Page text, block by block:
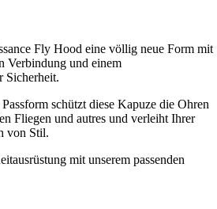
Fly Hood eine völlig neue Form mit
Verbindung und einem
Sicherheit.
schützt diese Kapuze die Ohren
Fliegen und autres und verleiht Ihrer
von Stil.
mit unserem passenden